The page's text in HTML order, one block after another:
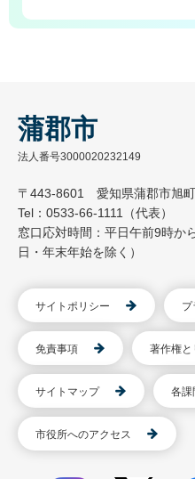
蒲郡市
法人番号3000020232149
〒443-8601 愛知県蒲郡市旭
Tel：0533-66-1111（代表）
窓口応対時間：平日午前9時か
日・年末年始を除く）
サイトポリシー プ
免責事項 著作権と
サイトマップ 各課
市役所へのアクセス